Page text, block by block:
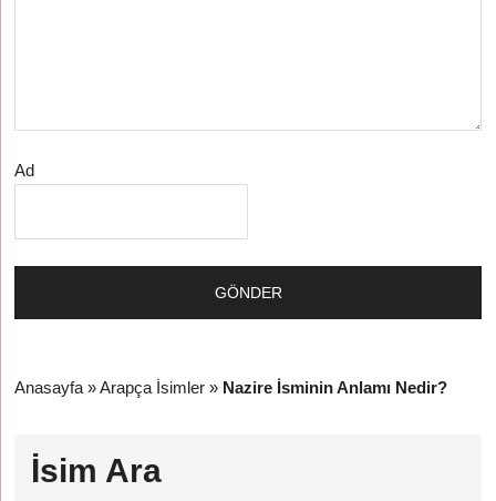
Ad
Anasayfa »Arapça İsimler » Nazire İsminin Anlamı Nedir?
İsim Ara